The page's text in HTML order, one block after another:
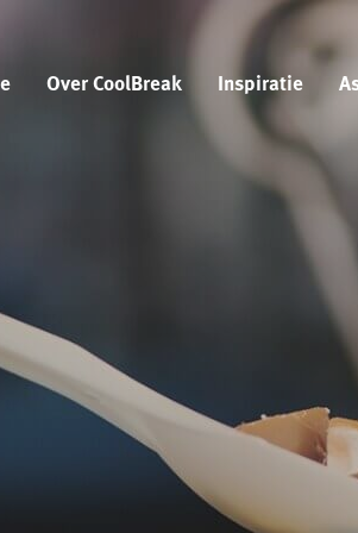
Over CoolBreak Inspiratie